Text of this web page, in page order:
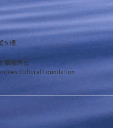
5 樓
版權所有
Cultural Foundation